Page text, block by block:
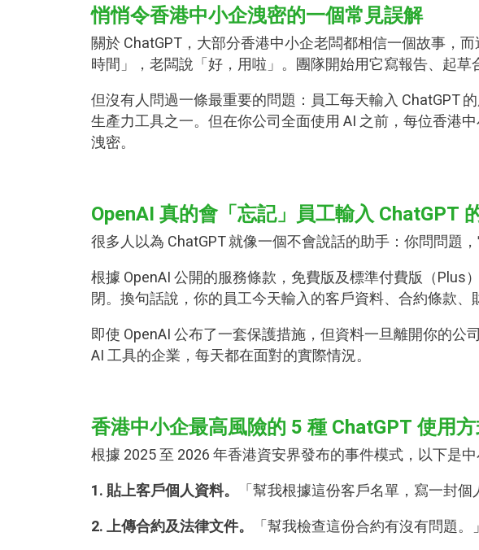
悄悄令香港中小企洩密的一個常見誤解
關於 ChatGPT，大部分香港中小企老闆都相信一個故事，
時間」，老闆說「好，用啦」。團隊開始用它寫報告、起
但沒有人問過一條最重要的問題：員工每天輸入 ChatGPT
生產力工具之一。但在你公司全面使用 AI 之前，每位香港
洩密。
OpenAI 真的會「忘記」員工輸入 ChatGPT
很多人以為 ChatGPT 就像一個不會說話的助手：你問問題
根據 OpenAI 公開的服務條款，免費版及標準付費版（
閉。換句話說，你的員工今天輸入的客戶資料、合約條款、
即使 OpenAI 公布了一套保護措施，但資料一旦離開你的
AI 工具的企業，每天都在面對的實際情況。
香港中小企最高風險的 5 種 ChatGPT 使用
根據 2025 至 2026 年香港資安界發布的事件模式，以下是
1. 貼上客戶個人資料。
「幫我根據這份客戶名單，寫一封
2. 上傳合約及法律文件。
「幫我檢查這份合約有沒有問題